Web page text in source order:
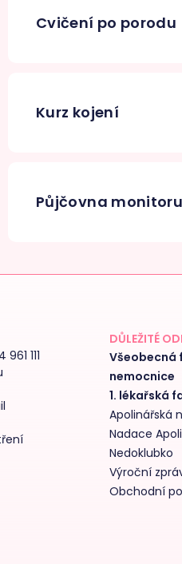
Cvičení po porodu
Kurz kojení
Půjčovna
961 111
DŮLEŽITÉ
Všeobecná
nemocnice
1. lékařská
Apolinářská
Nadace
Nedoklubko
Výroční
Obchodní